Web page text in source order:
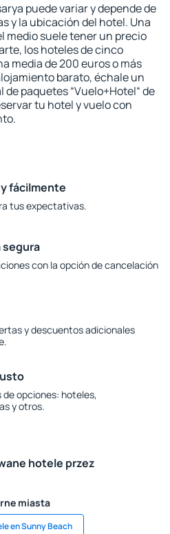
puede variar y depende de
y la ubicación del hotel. Una
medio suele tener un precio
los hoteles de cinco
media de 200 euros o más
barato, échale un
paquetes “Vuelo+Hotel“ de
tu hotel y vuelo con
fácilmente
tus expectativas.
segura
con la opción de cancelación
y descuentos adicionales
de opciones: hoteles,
y otros.
hotele przez
miasta
en Sunny Beach